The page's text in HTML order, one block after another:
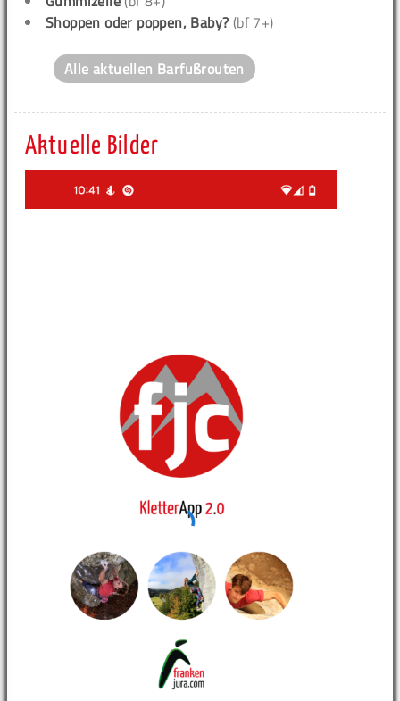
Shoppen oder poppen, Baby? (bf 7+)
Alle aktuellen Barfußrouten
Aktuelle Bilder